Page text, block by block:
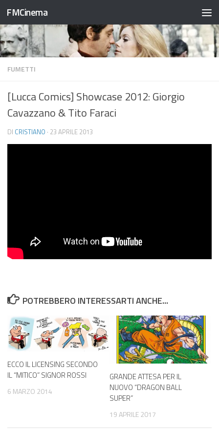
Salta al contenuto
FMCinema
FUMETTI
[Lucca Comics] Showcase 2012: Giorgio
Cavazzano & Tito Faraci
DI CRISTIANO · 23 APRILE 2013
POTREBBERO INTERESSARTI ANCHE...
ECCO IL LICENSING SECONDO
IL “MITICO” SIGNOR ROSSI
6 MARZO 2014
GRANDE ATTESA PER IL
NUOVO “DRAGON BALL
SUPER”
19 APRILE 2017